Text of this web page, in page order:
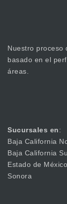
Nuestro proceso
basado en el
áreas.
Sucursales en:
Baja California
Baja California
Estado de México
Sonora